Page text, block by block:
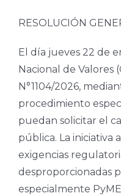
RESOLUCIÓN
El día jueves 22 de
Nacional de Valores
N°1104/2026,
procedimiento
puedan solicitar el
pública. La iniciativa
exigencias
desproporcionadas
especialmente